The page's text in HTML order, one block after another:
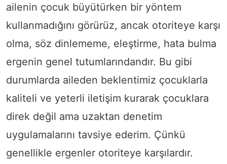
ailenin çocuk büyütürken bir yöntem
kullanmadığını görürüz, ancak otoriteye karşı
olma, söz dinlememe, eleştirme, hata bulma
ergenin genel tutumlarındandır. Bu gibi
durumlarda aileden beklentimiz çocuklarla
kaliteli ve yeterli iletişim kurarak çocuklara
direk değil ama uzaktan denetim
uygulamalarını tavsiye ederim. Çünkü
genellikle ergenler otoriteye karşılardır.